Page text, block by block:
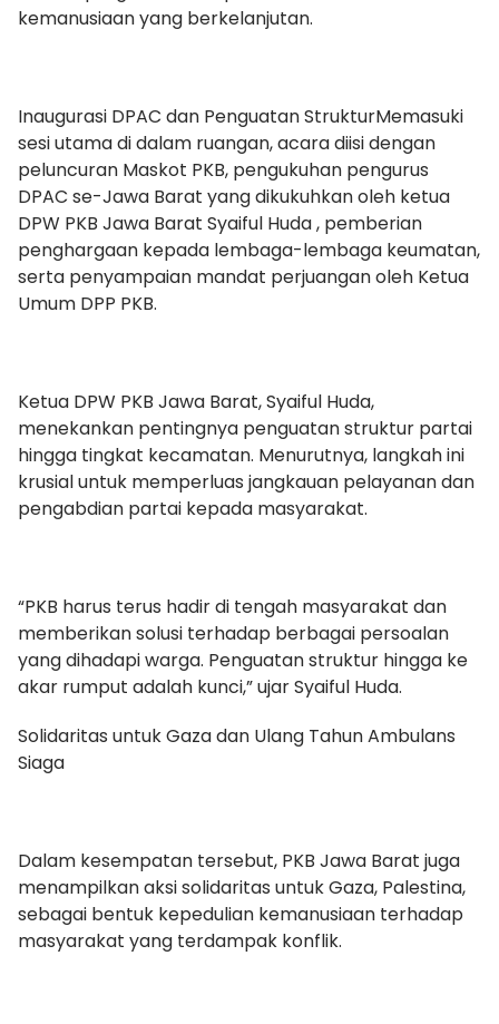
kemanusiaan yang berkelanjutan.
Inaugurasi DPAC dan Penguatan StrukturMemasuki
sesi utama di dalam ruangan, acara diisi dengan
peluncuran Maskot PKB, pengukuhan pengurus
DPAC se-Jawa Barat yang dikukuhkan oleh ketua
DPW PKB Jawa Barat Syaiful Huda , pemberian
penghargaan kepada lembaga-lembaga keumatan,
serta penyampaian mandat perjuangan oleh Ketua
Umum DPP PKB.
Ketua DPW PKB Jawa Barat, Syaiful Huda,
menekankan pentingnya penguatan struktur partai
hingga tingkat kecamatan. Menurutnya, langkah ini
krusial untuk memperluas jangkauan pelayanan dan
pengabdian partai kepada masyarakat.
“PKB harus terus hadir di tengah masyarakat dan
memberikan solusi terhadap berbagai persoalan
yang dihadapi warga. Penguatan struktur hingga ke
akar rumput adalah kunci,” ujar Syaiful Huda.
Solidaritas untuk Gaza dan Ulang Tahun Ambulans
Siaga
Dalam kesempatan tersebut, PKB Jawa Barat juga
menampilkan aksi solidaritas untuk Gaza, Palestina,
sebagai bentuk kepedulian kemanusiaan terhadap
masyarakat yang terdampak konflik.